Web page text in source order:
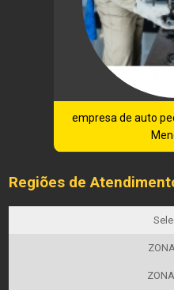
empresa de auto
Regiões de